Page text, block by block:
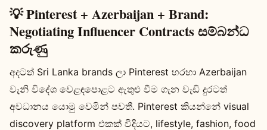
💡 Pinterest + Azerbaijan + Brand:
Negotiating Influencer Contracts සම්බන්ධ
කරුණු
අදටත් Sri Lanka brands ලා Pinterest හරහා Azerbaijan
වැනි විදේශ වෙළඳපොළට ඇතුළු වීම ගැන වැඩි දුරටත්
අවධානය යොමු වෙමින් පවතී. Pinterest කියන්නේ visual
discovery platform එකක් විදියට, lifestyle, fashion, food